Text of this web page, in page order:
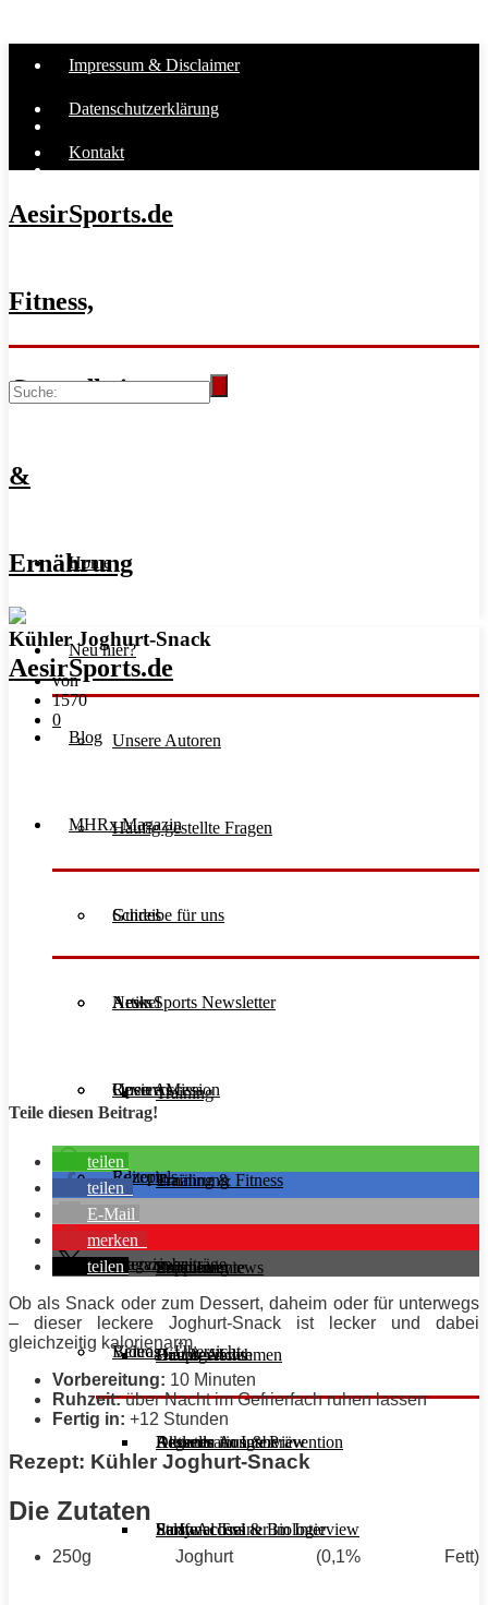
Impressum & Disclaimer
Datenschutzerklärung
Kontakt
AesirSports.de
Fitness,
Gesundheit
&
Ernährung
Home
Unsere Autoren
Häufig gestellte Fragen
Schreibe für uns
Aesir Sports Newsletter
Unsere Mission
Neu hier?
Blog
Guides
Training
Ernährung
Supplemente
Artikel
Training & Fitness
Ernährung
Diät & Abnehmen
Regeneration & Prävention
Stoffwechsel & Biologie
Reviews
Produktreviews
Buchreviews
Rezepte
Hauptgerichte
Desserts
Salate
Interviews
Athleten im Interview
Personal Trainer im Interview
Videos
MHRx Magazin
News
Open Access
Editorials
Magazinbeiträge
Aktuelle Ausgabe
Early Access
Beitrags-Übersicht
Kühler Joghurt-Snack
von
1570
0
Teile diesen Beitrag!
teilen
teilen
E-Mail
merken
teilen
Ob als Snack oder zum Dessert, daheim oder für unterwegs
– dieser leckere Joghurt-Snack ist lecker und dabei
gleichzeitig kalorienarm.
Vorbereitung: 10 Minuten
Ruhzeit:über Nacht im Gefrierfach ruhen lassen
Fertig in: +12 Stunden
Rezept: Kühler Joghurt-Snack
Die Zutaten
250g Joghurt (0,1% Fett)